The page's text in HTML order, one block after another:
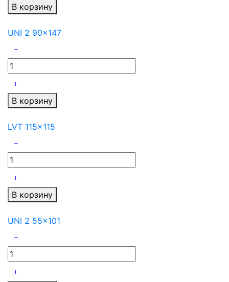
В корзину
UNI 2 90x147
В корзину
LVT 115x115
В корзину
UNI 2 55x101